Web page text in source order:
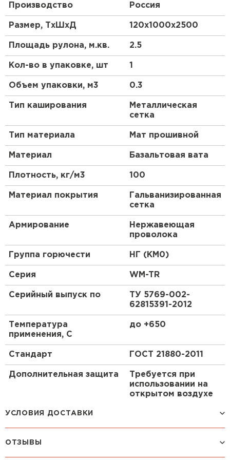
Максимальная температура применения 650 °C
Преимущества:
Высокое качество.
Не рвуться при монтаже.
Рекомендации при использовании на открытом
воздухе:
Чтобы продлить срок службы матов в 1,5 раза
требуется установка каркасных колец между
матами.
Производство Россия
Размер, ТхШхД 120х1000х2500
Площадь рулона, м.кв. 2.5
Кол-во в упаковке, шт 1
Объем упаковки, м3 0.3
Тип каширования
Металлическая
сетка
Тип материала Мат прошивной
Материал Базальтовая вата
Плотность, кг/м3 100
Материал покрытия
Гальванизированная
сетка
Армирование
Нержавеющая
проволока
Группа горючести НГ (КМ0)
Серия WM-TR
Серийный выпуск по
ТУ 5769-002-
62815391-2012
Температура
применения, С
до +650
Стандарт ГОСТ 21880-2011
Дополнительная защита
Требуется при
использовании на
открытом воздухе
Теплопроводность
УСЛОВИЯ ДОСТАВКИ
ОТЗЫВЫ
Утеплитель Теплекс
ПЕРЕЙТИ
Утеплитель Изомин
Рулонная кровля Брит
ПЕРЕЙТИ
Утеплитель Knauf
ПЕРЕЙТИ
Утеплитель Isoroc
ПЕРЕЙТИ
Утеплитель Paroc
Утеплитель Penoplex
Утеплитель Тимплэкс